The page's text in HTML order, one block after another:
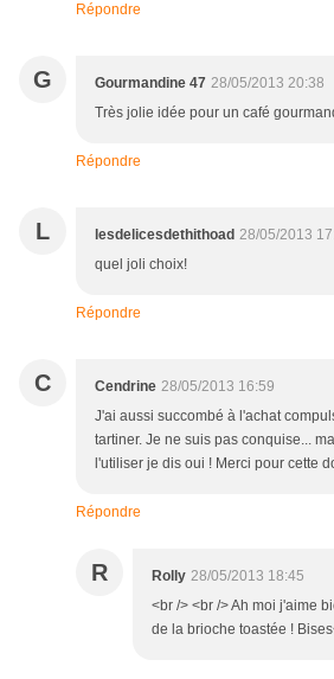
Répondre
G Gourmandine 47 28/05/2013 20:38
Très jolie idée pour un café
Répondre
L lesdelicesdethithoad 28/05/2013
quel joli choix!
Répondre
C Cendrine 28/05/2013 16:59
J'ai aussi succombé à l'achat
tartiner. Je ne suis pas conquise...
l'utiliser je dis oui ! Merci pour cette
Répondre
R Rolly 28/05/2013 18:45
<br /> <br /> Ah moi j'aime
de la brioche toastée !